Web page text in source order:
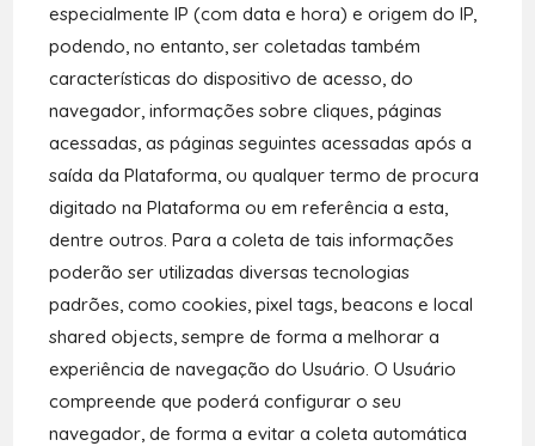
especialmente IP (com data e hora) e origem do IP,
podendo, no entanto, ser coletadas também
características do dispositivo de acesso, do
navegador, informações sobre cliques, páginas
acessadas, as páginas seguintes acessadas após a
saída da Plataforma, ou qualquer termo de procura
digitado na Plataforma ou em referência a esta,
dentre outros. Para a coleta de tais informações
poderão ser utilizadas diversas tecnologias
padrões, como cookies, pixel tags, beacons e local
shared objects, sempre de forma a melhorar a
experiência de navegação do Usuário. O Usuário
compreende que poderá configurar o seu
navegador, de forma a evitar a coleta automática